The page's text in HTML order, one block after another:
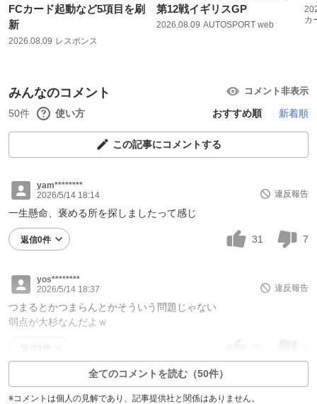
FCカード起動など5項目を刷
新
2026.08.09 レスポンス
第12戦イギリスGP
2026.08.09 AUTOSPORT web
カ
みんなのコメント コメント非表示
50件 使い方 おすすめ順 新着順
この記事にコメントする
yam********
2026/5/14 18:14
違反報告
一生懸命、褒める所を探しましたって感じ
返信0件 31 7
yos********
2026/5/14 18:37
違反報告
つまるとかつまらんとかそういう問題じゃない
弱点が大杉なんだよｗ
全てのコメントを読む（50件）
※コメントは個人の見解であり、記事提供社と関係はありません。